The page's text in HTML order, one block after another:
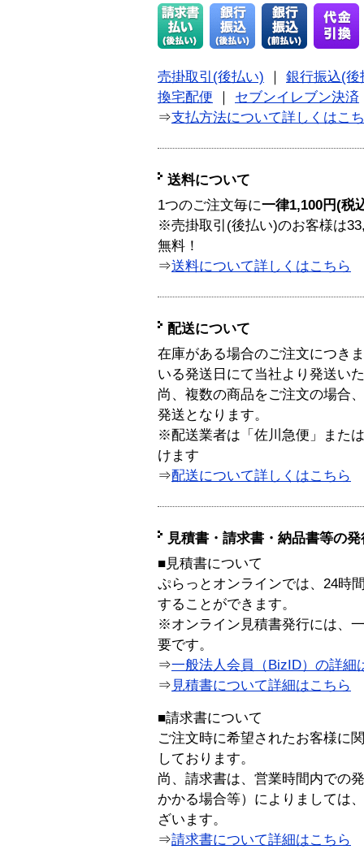
売掛取引(後払い)
銀行振込(後
換宅配便
セブンイレブン決済
⇒支払方法について詳しくはこ
送料について
1つのご注文毎に一律1,100円(税
※売掛取引(後払い)のお客様は
無料！
⇒送料について詳しくはこちら
配送について
在庫がある場合のご注文につき
いる発送日にて当社より発送い
尚、複数の商品をご注文の場合
発送となります。
※配送業者は「佐川急便」また
けます
⇒配送について詳しくはこちら
見積書・請求書・納品書等の
■見積書について
ぷらっとオンラインでは、24時
することができます。
※オンライン見積書発行には、
要です。
⇒一般法人会員（BizID）の詳細
⇒ 見積書について詳細はこちら
■請求書について
ご注文時に希望されたお客様に
しております。
尚、請求書は、営業時間内での
かかる場合等）によりましては
ざいます。
⇒請求書について詳細はこちら